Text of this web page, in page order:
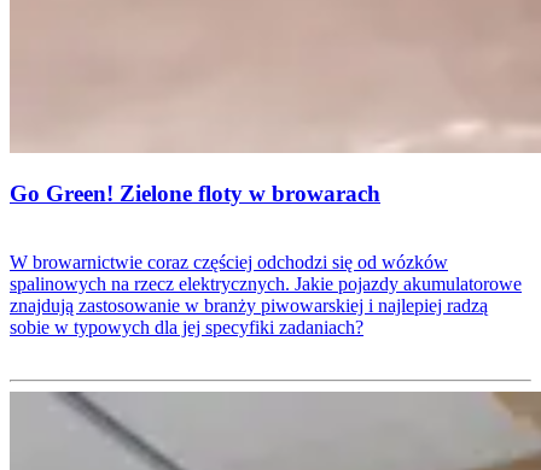
Go Green! Zielone floty w browarach
W browarnictwie coraz częściej odchodzi się od wózków
spalinowych na rzecz elektrycznych. Jakie pojazdy akumulatorowe
znajdują zastosowanie w branży piwowarskiej i najlepiej radzą
sobie w typowych dla jej specyfiki zadaniach?